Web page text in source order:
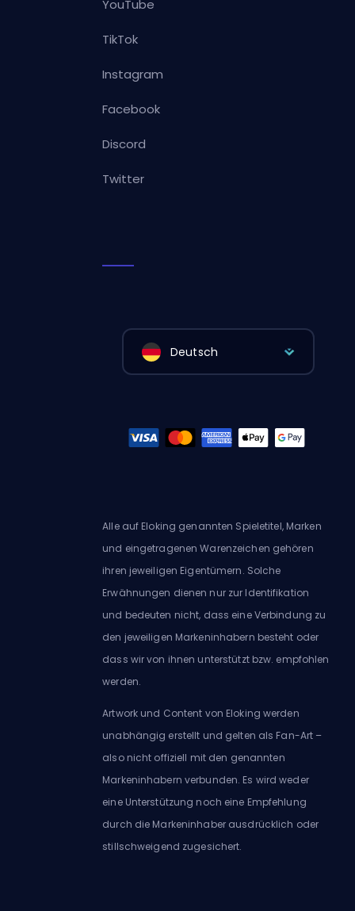
YouTube
TikTok
Instagram
Facebook
Discord
Twitter
Deutsch
Alle auf Eloking genannten Spieletitel, Marken
und eingetragenen Warenzeichen gehören
ihren jeweiligen Eigentümern. Solche
Erwähnungen dienen nur zur Identifikation
und bedeuten nicht, dass eine Verbindung zu
den jeweiligen Markeninhabern besteht oder
dass wir von ihnen unterstützt bzw. empfohlen
werden.
Artwork und Content von Eloking werden
unabhängig erstellt und gelten als Fan-Art –
also nicht offiziell mit den genannten
Markeninhabern verbunden. Es wird weder
eine Unterstützung noch eine Empfehlung
durch die Markeninhaber ausdrücklich oder
stillschweigend zugesichert.